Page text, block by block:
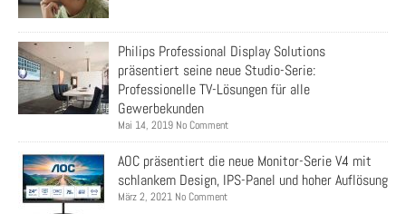
Philips Professional Display Solutions
präsentiert seine neue Studio-Serie:
Professionelle TV-Lösungen für alle
Gewerbekunden
Mai 14, 2019 No Comment
AOC präsentiert die neue Monitor-Serie V4 mit
schlankem Design, IPS-Panel und hoher Auflösung
März 2, 2021 No Comment